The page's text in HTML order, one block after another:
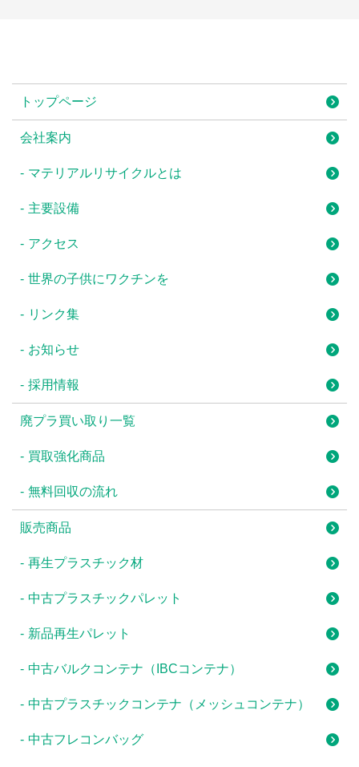
トップページ
会社案内
マテリアルリサイクルとは
主要設備
アクセス
世界の子供にワクチンを
リンク集
お知らせ
採用情報
廃プラ買い取り一覧
買取強化商品
無料回収の流れ
販売商品
再生プラスチック材
中古プラスチックパレット
新品再生パレット
中古バルクコンテナ（IBCコンテナ）
中古プラスチックコンテナ（メッシュコンテナ）
中古フレコンバッグ